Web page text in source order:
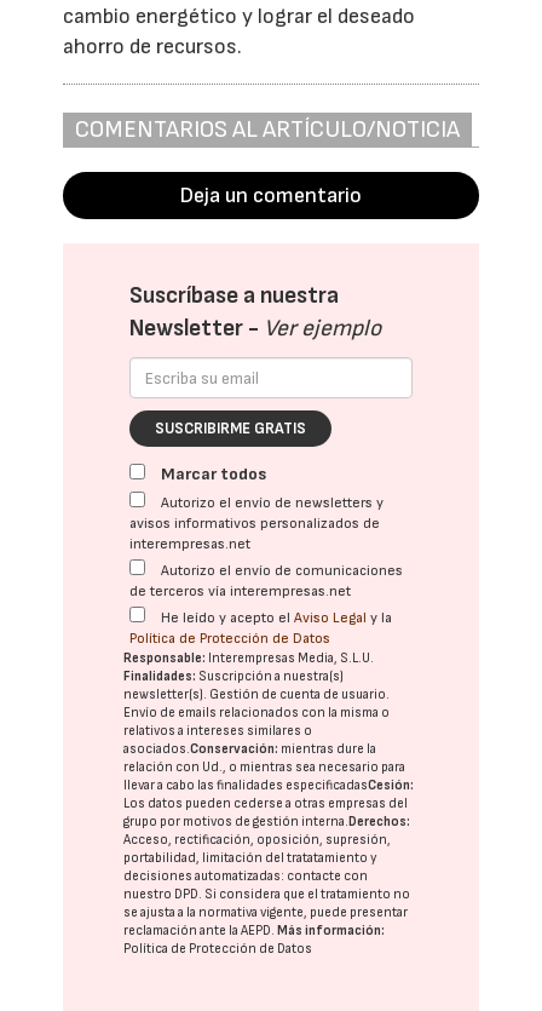
cambio energético y lograr el deseado
ahorro de recursos.
COMENTARIOS AL ARTÍCULO/NOTICIA
Deja un comentario
Suscríbase a nuestra
Newsletter - Ver ejemplo
SUSCRIBIRME GRATIS
Marcar todos
Autorizo el envío de newsletters y
avisos informativos personalizados de
interempresas.net
Autorizo el envío de comunicaciones
de terceros vía interempresas.net
He leído y acepto elAviso Legal y la
Política de Protección de Datos
Responsable: Interempresas Media, S.L.U.
Finalidades: Suscripción a nuestra(s)
newsletter(s). Gestión de cuenta de usuario.
Envío de emails relacionados con la misma o
relativos a intereses similares o
asociados.Conservación: mientras dure la
relación con Ud., o mientras sea necesario para
llevar a cabo las finalidades especificadasCesión:
Los datos pueden cederse a otras empresas del
grupo por motivos de gestión interna. Derechos:
Acceso, rectificación, oposición, supresión,
portabilidad, limitación del tratatamiento y
decisiones automatizadas: contacte con
nuestro DPD. Si considera que el tratamiento no
se ajusta a la normativa vigente, puede presentar
reclamación ante laAEPD. Más información:
Política de Protección de Datos